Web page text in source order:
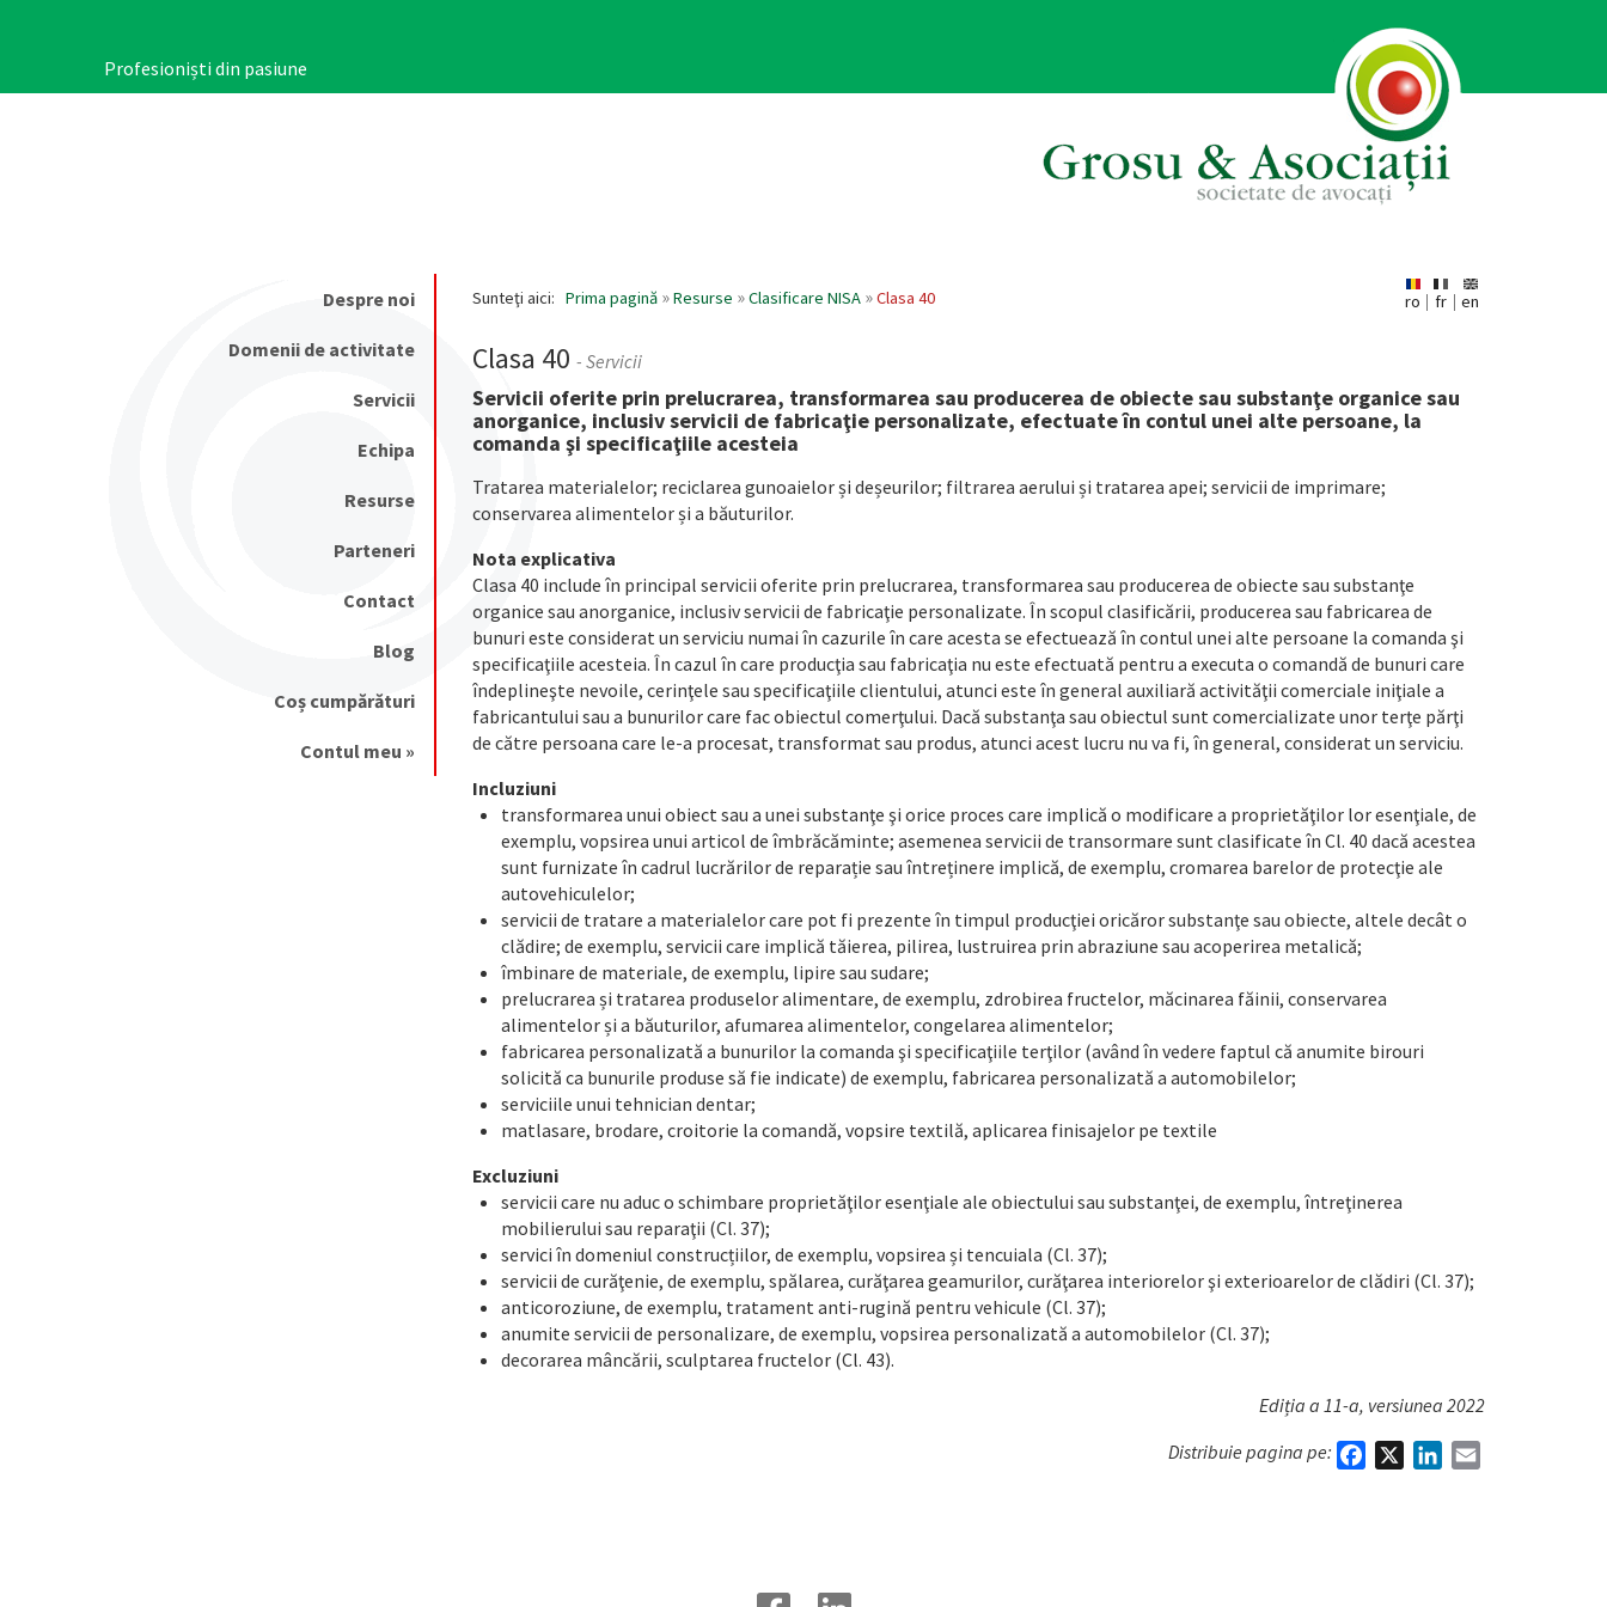
principal
Profesioniști din pasiune
ro fr en
navigation
Despre noi
Domenii de activitate
Servicii
Echipa
Resurse
Parteneri
Contact
Blog
Coș cumpărături
Contul meu »
Sunteţi aici: Prima pagină Resurse Clasificare NISA Clasa 40
Clasa 40 - Servicii
Servicii oferite prin prelucrarea, transformarea sau producerea de obiecte sau substanţe organice sau
anorganice, inclusiv servicii de fabricaţie personalizate, efectuate în contul unei alte persoane, la
comanda şi specificaţiile acesteia
Tratarea materialelor; reciclarea gunoaielor și deșeurilor; filtrarea aerului și tratarea apei; servicii de imprimare;
conservarea alimentelor și a băuturilor.
Nota explicativa
Clasa 40 include în principal servicii oferite prin prelucrarea, transformarea sau producerea de obiecte sau substanţe
organice sau anorganice, inclusiv servicii de fabricaţie personalizate. În scopul clasificării, producerea sau fabricarea de
bunuri este considerat un serviciu numai în cazurile în care acesta se efectuează în contul unei alte persoane la comanda şi
specificaţiile acesteia. În cazul în care producţia sau fabricaţia nu este efectuată pentru a executa o comandă de bunuri care
îndeplineşte nevoile, cerinţele sau specificaţiile clientului, atunci este în general auxiliară activităţii comerciale iniţiale a
fabricantului sau a bunurilor care fac obiectul comerţului. Dacă substanţa sau obiectul sunt comercializate unor terţe părţi
de către persoana care le-a procesat, transformat sau produs, atunci acest lucru nu va fi, în general, considerat un serviciu.
Incluziuni
transformarea unui obiect sau a unei substanţe şi orice proces care implică o modificare a proprietăţilor lor esenţiale, de
exemplu, vopsirea unui articol de îmbrăcăminte; asemenea servicii de transormare sunt clasificate în Cl. 40 dacă acestea
sunt furnizate în cadrul lucrărilor de reparație sau întreținere implică, de exemplu, cromarea barelor de protecţie ale
autovehiculelor;
servicii de tratare a materialelor care pot fi prezente în timpul producţiei oricăror substanţe sau obiecte, altele decât o
clădire; de exemplu, servicii care implică tăierea, pilirea, lustruirea prin abraziune sau acoperirea metalică;
îmbinare de materiale, de exemplu, lipire sau sudare;
prelucrarea și tratarea produselor alimentare, de exemplu, zdrobirea fructelor, măcinarea făinii, conservarea
alimentelor și a băuturilor, afumarea alimentelor, congelarea alimentelor;
fabricarea personalizată a bunurilor la comanda şi specificaţiile terţilor (având în vedere faptul că anumite birouri
solicită ca bunurile produse să fie indicate) de exemplu, fabricarea personalizată a automobilelor;
serviciile unui tehnician dentar;
matlasare, brodare, croitorie la comandă, vopsire textilă, aplicarea finisajelor pe textile
Excluziuni
servicii care nu aduc o schimbare proprietăţilor esenţiale ale obiectului sau substanţei, de exemplu, întreţinerea
mobilierului sau reparaţii (Cl. 37);
servici în domeniul construcțiilor, de exemplu, vopsirea și tencuiala (Cl. 37);
servicii de curăţenie, de exemplu, spălarea, curăţarea geamurilor, curăţarea interiorelor şi exterioarelor de clădiri (Cl. 37);
anticoroziune, de exemplu, tratament anti-rugină pentru vehicule (Cl. 37);
anumite servicii de personalizare, de exemplu, vopsirea personalizată a automobilelor (Cl. 37);
decorarea mâncării, sculptarea fructelor (Cl. 43).
Ediția a 11-a, versiunea 2022
Distribuie pagina pe:
Facebook LinkedIn